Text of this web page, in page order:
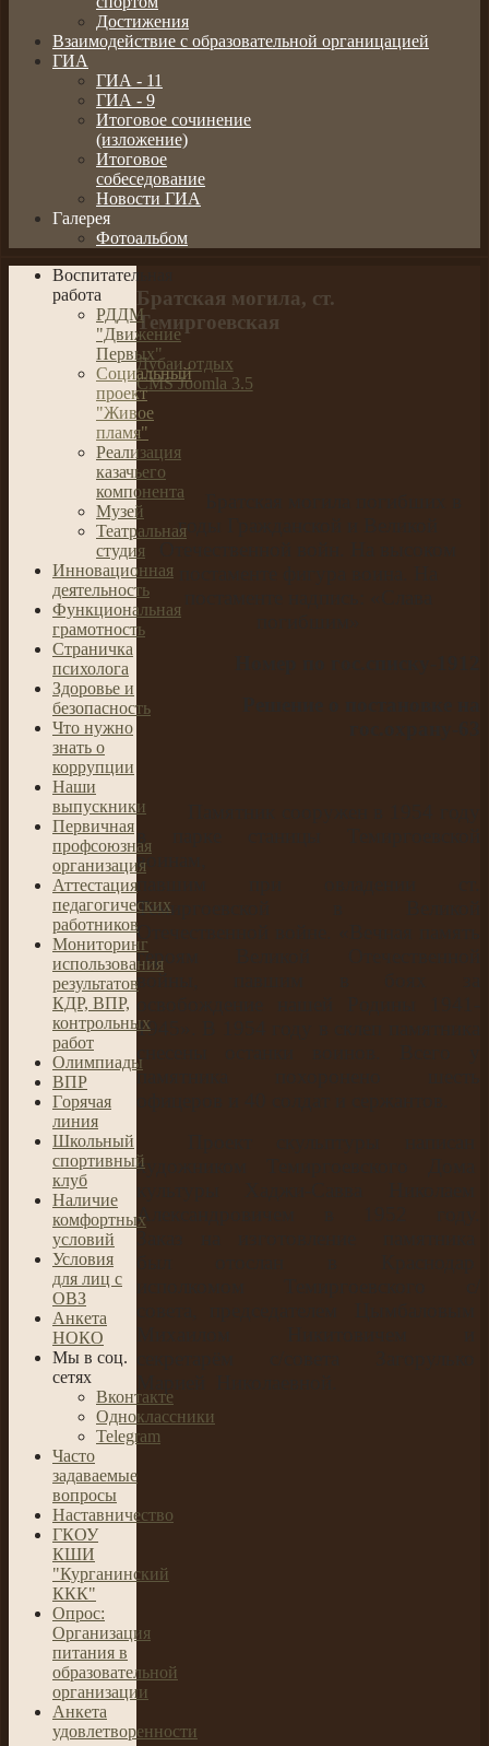
Достижения
Взаимодействие с образовательной органицацией
ГИА
ГИА - 11
ГИА - 9
Итоговое сочинение
(изложение)
Итоговое
собеседование
Новости ГИА
Галерея
Фотоальбом
Братская могила, ст.
Темиргоевская
Дубаи отдых
CMS Joomla 3.5
годы Гражданской и Великой
воинам,
павшим при овладении ст.
Темиргоевской в Великой
Отечественной войне. «Вечная память
героям Великой Отечественной
войны, павшим в боях за
1945». В 1954 году в склеп памятника
памятника похоронено шесть
художником
Александровичем
Воспитательная
работа
РДДМ
"Движение
Первых"
Социальный
проект
"Живое
пламя"
Реализация
казачьего
компонента
Музей
Театральная
студия
Инновационная
деятельность
Функциональная
грамотность
Страничка
психолога
Здоровье и
безопасность
Что нужно
знать о
коррупции
Наши
выпускники
Первичная
профсоюзная
организация
Аттестация
педагогических
работников
Мониторинг
использования
результатов
КДР, ВПР,
контрольных
работ
Олимпиады
ВПР
Гoрячая
линия
Школьный
спортивный
клуб
Наличие
комфортных
условий
Условия
для лиц с
ОВЗ
Анкета
НОКО
Мы в соц.
сетях
Вконтакте
Одноклассники
Telegram
Часто
задаваемые
вопросы
Наставничество
ГКОУ
КШИ
"Курганинский
ККК"
Опрос:
Организация
питания в
образовательной
организации
Анкета
удовлетворенности